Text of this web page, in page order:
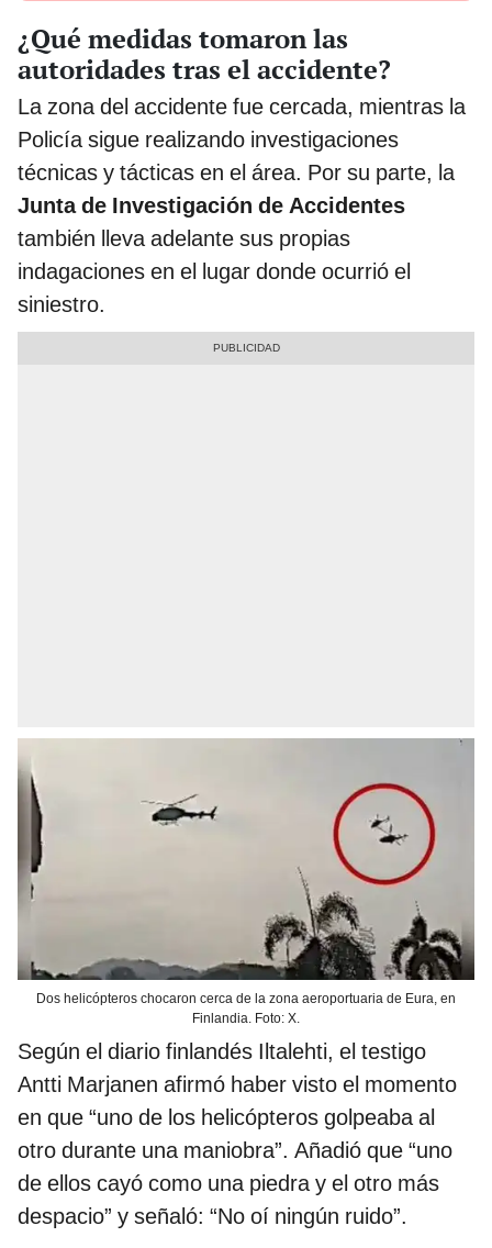
¿Qué medidas tomaron las
autoridades tras el accidente?
La zona del accidente fue cercada, mientras la
Policía sigue realizando investigaciones
técnicas y tácticas en el área. Por su parte, la
Junta de Investigación de Accidentes
también lleva adelante sus propias
indagaciones en el lugar donde ocurrió el
siniestro.
Dos helicópteros chocaron cerca de la zona aeroportuaria de Eura, en
Finlandia. Foto: X.
Según el diario finlandés Iltalehti, el testigo
Antti Marjanen afirmó haber visto el momento
en que “uno de los helicópteros golpeaba al
otro durante una maniobra”. Añadió que “uno
de ellos cayó como una piedra y el otro más
despacio” y señaló: “No oí ningún ruido”.